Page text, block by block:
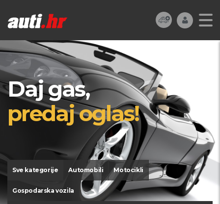
Daj gas,
predaj oglas!
Sve kategorije Automobili Motocikli
Gospodarska vozila